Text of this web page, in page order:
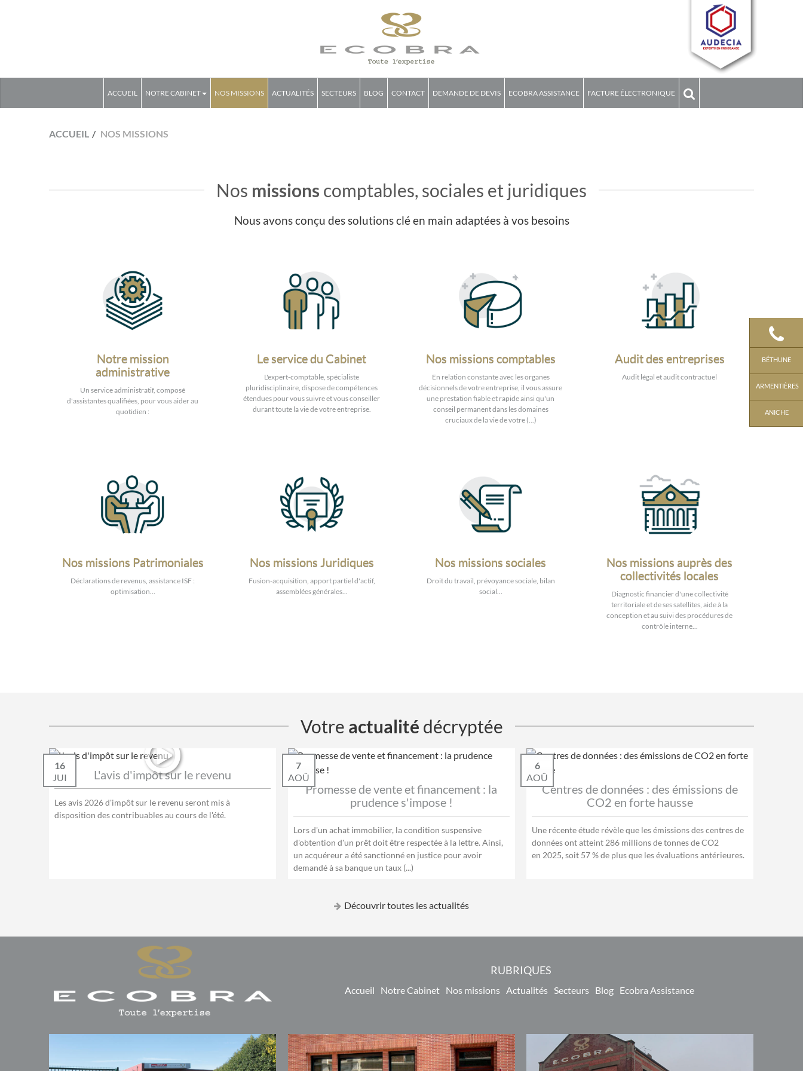
BÉTHUNE
ARMENTIÈRES
ANICHE
ACCUEIL NOTRE CABINET NOS MISSIONS ACTUALITÉS SECTEURS BLOG CONTACT DEMANDE DE DEVIS ECOBRA ASSISTANCE FACTURE ÉLECTRONIQUE
ACCUEIL NOS MISSIONS
Nos missions comptables, sociales et juridiques
Nous avons conçu des solutions clé en main adaptées à vos besoins
Notre mission
administrative
Un service administratif, composé
d'assistantes qualifiées, pour vous aider au
quotidien :
Le service du Cabinet
L'expert-comptable, spécialiste
pluridisciplinaire, dispose de compétences
étendues pour vous suivre et vous conseiller
durant toute la vie de votre entreprise.
Nos missions comptables
En relation constante avec les organes
décisionnels de votre entreprise, il vous assure
une prestation fiable et rapide ainsi qu'un
conseil permanent dans les domaines
cruciaux de la vie de votre (...)
Audit des entreprises
Audit légal et audit contractuel
Nos missions Patrimoniales
Déclarations de revenus, assistance ISF :
optimisation...
Nos missions Juridiques
Fusion-acquisition, apport partiel d'actif,
assemblées générales...
Nos missions sociales
Droit du travail, prévoyance sociale, bilan
social...
Nos missions auprès des
collectivités locales
Diagnostic financier d'une collectivité
territoriale et de ses satellites, aide à la
conception et au suivi des procédures de
contrôle interne...
Votre actualité décryptée
L'avis d'impôt sur le revenu
16
JUI
Les avis 2026 d'impôt sur le revenu seront mis à
disposition des contribuables au cours de l'été.
Promesse de vente et financement : la
prudence s'impose !
7
AOÛ
Lors d'un achat immobilier, la condition suspensive
d'obtention d'un prêt doit être respectée à la lettre. Ainsi,
un acquéreur a été sanctionné en justice pour avoir
demandé à sa banque un taux (...)
Centres de données : des émissions de
CO2 en forte hausse
6
AOÛ
Une récente étude révèle que les émissions des centres de
données ont atteint 286 millions de tonnes de CO2
en 2025, soit 57 % de plus que les évaluations antérieures.
Découvrir toutes les actualités
RUBRIQUES
Accueil Notre Cabinet Nos missions Actualités Secteurs Blog Ecobra Assistance